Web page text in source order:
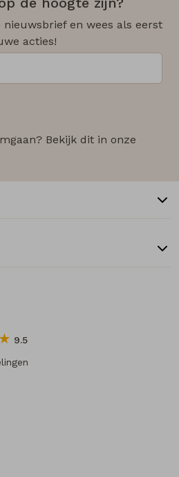
en wees als eerst
acties!
Bekijk dit in onze
9.5